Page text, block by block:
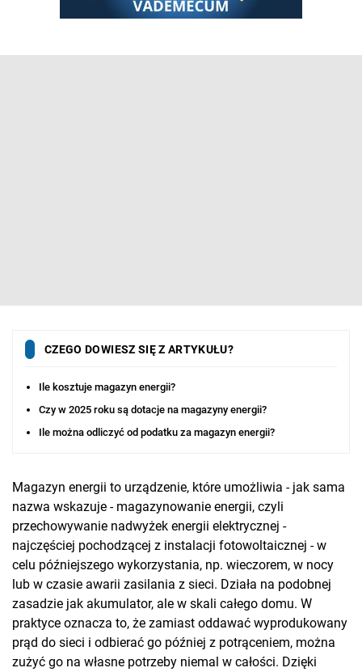
CZEGO DOWIESZ SIĘ Z ARTYKUŁU?
Ile kosztuje magazyn energii?
Czy w 2025 roku są dotacje na magazyny energii?
Ile można odliczyć od podatku za magazyn energii?
Magazyn energii to urządzenie, które umożliwia - jak sama
nazwa wskazuje - magazynowanie energii, czyli
przechowywanie nadwyżek energii elektrycznej -
najczęściej pochodzącej z instalacji fotowoltaicznej - w
celu późniejszego wykorzystania, np. wieczorem, w nocy
lub w czasie awarii zasilania z sieci. Działa na podobnej
zasadzie jak akumulator, ale w skali całego domu. W
praktyce oznacza to, że zamiast oddawać wyprodukowany
prąd do sieci i odbierać go później z potrąceniem, można
zużyć go na własne potrzeby niemal w całości. Dzięki